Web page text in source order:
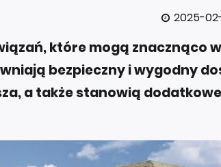
2025-
które mogą znacznąco
bezpieczny i wygodny
a także stanowią